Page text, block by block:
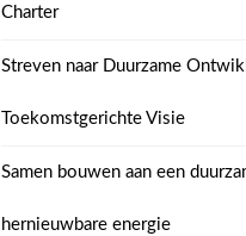
Charter
Streven naar Duurzame
Toekomstgerichte Visie
Samen bouwen aan een
hernieuwbare energie